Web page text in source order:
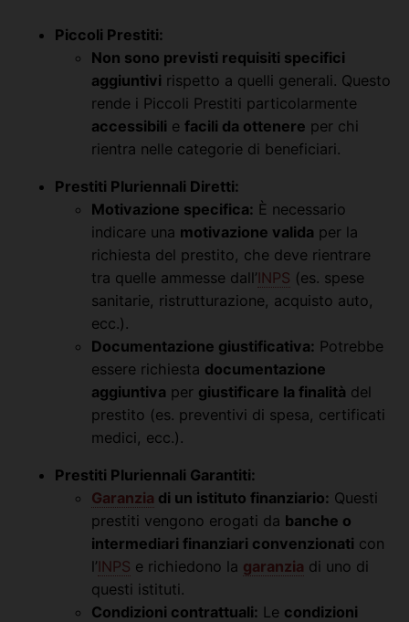
Piccoli Prestiti:
Non sono previsti requisiti specifici
aggiuntivi rispetto a quelli generali. Questo
rende i Piccoli Prestiti particolarmente
accessibili e facili da ottenere per chi
rientra nelle categorie di beneficiari.
Prestiti Pluriennali Diretti:
Motivazione specifica: È necessario
indicare una motivazione valida per la
richiesta del prestito, che deve rientrare
tra quelle ammesse dall’INPS (es. spese
sanitarie, ristrutturazione, acquisto auto,
ecc.).
Documentazione giustificativa: Potrebbe
essere richiesta documentazione
aggiuntiva per giustificare la finalità del
prestito (es. preventivi di spesa, certificati
medici, ecc.).
Prestiti Pluriennali Garantiti:
Garanzia di un istituto finanziario: Questi
prestiti vengono erogati da banche o
intermediari finanziari convenzionati con
l’INPS e richiedono la garanzia di uno di
questi istituti.
Condizioni contrattuali: Le condizioni